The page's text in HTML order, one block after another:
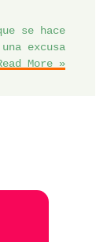
se hace
excusa
More »